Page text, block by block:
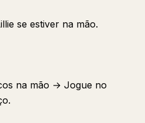
se estiver na mão.
na mão → Jogue no